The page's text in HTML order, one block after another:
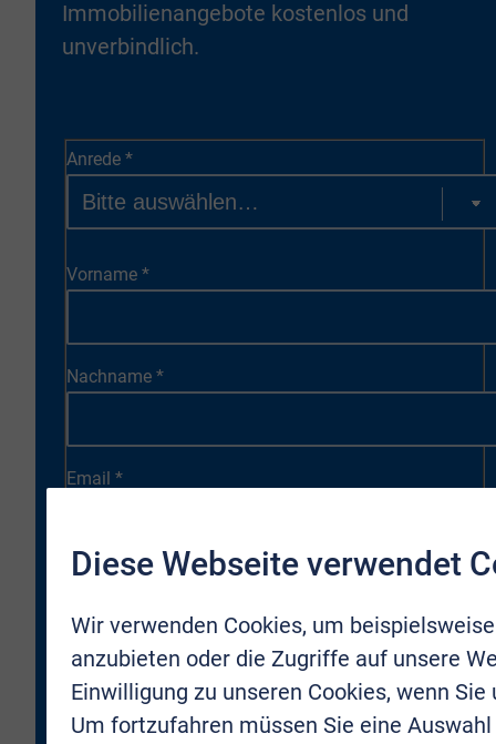
Immobilienangebote kostenlos und
unverbindlich.
Anrede *
Vorname *
Nachname *
Email *
Bonn Rhein-Sieg GmbH kontaktiert und per E-Mail über
neue Objekte oder Firmenneuigkeiten informiert werden
darf. Meine Zustimmung kann ich jederzeit für die
Zukunft zurücknehmen.
Diese Webseite verwendet
Wir verwenden Cookies, um
anzubieten oder die Zugriffe auf unsere
Einwilligung zu unseren Cookies, wenn
Um fortzufahren müssen Sie eine